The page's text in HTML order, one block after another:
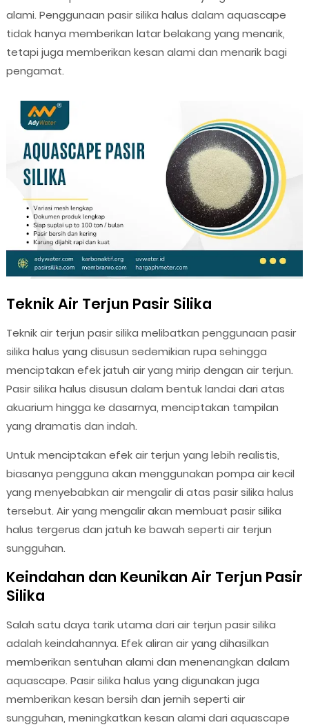
alami. Penggunaan pasir silika halus dalam aquascape
tidak hanya memberikan latar belakang yang menarik,
tetapi juga memberikan kesan alami dan menarik bagi
pengamat.
Teknik Air Terjun Pasir Silika
Teknik air terjun pasir silika melibatkan penggunaan pasir
silika halus yang disusun sedemikian rupa sehingga
menciptakan efek jatuh air yang mirip dengan air terjun.
Pasir silika halus disusun dalam bentuk landai dari atas
akuarium hingga ke dasarnya, menciptakan tampilan
yang dramatis dan indah.
Untuk menciptakan efek air terjun yang lebih realistis,
biasanya pengguna akan menggunakan pompa air kecil
yang menyebabkan air mengalir di atas pasir silika halus
tersebut. Air yang mengalir akan membuat pasir silika
halus tergerus dan jatuh ke bawah seperti air terjun
sungguhan.
Keindahan dan Keunikan Air Terjun Pasir
Silika
Salah satu daya tarik utama dari air terjun pasir silika
adalah keindahannya. Efek aliran air yang dihasilkan
memberikan sentuhan alami dan menenangkan dalam
aquascape. Pasir silika halus yang digunakan juga
memberikan kesan bersih dan jernih seperti air
sungguhan, meningkatkan kesan alami dari aquascape